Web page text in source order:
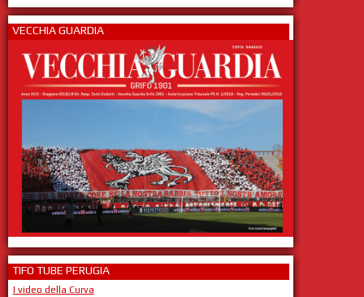
VECCHIA GUARDIA
TIFO TUBE PERUGIA
I video della Curva